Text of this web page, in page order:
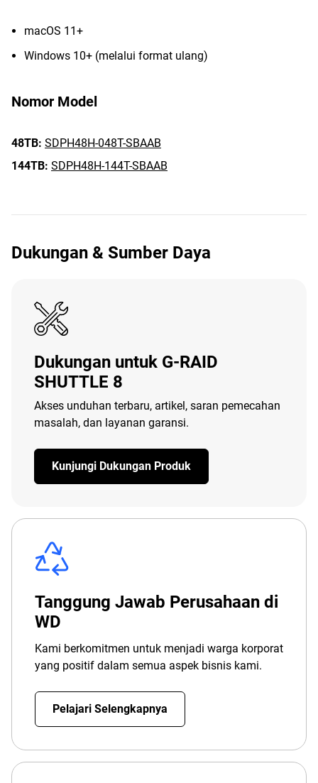
macOS 11+
Windows 10+ (melalui format ulang)
Nomor Model
48TB: SDPH48H-048T-SBAAB
144TB: SDPH48H-144T-SBAAB
Dukungan & Sumber Daya
Dukungan untuk G-RAID
SHUTTLE 8
Akses unduhan terbaru, artikel, saran pemecahan
masalah, dan layanan garansi.
Kunjungi Dukungan Produk
Tanggung Jawab Perusahaan di
WD
Kami berkomitmen untuk menjadi warga korporat
yang positif dalam semua aspek bisnis kami.
Pelajari Selengkapnya